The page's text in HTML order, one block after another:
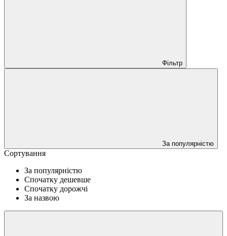
Фільтр
За популярністю
Сортування
За популярністю
Спочатку дешевше
Спочатку дорожчі
За назвою